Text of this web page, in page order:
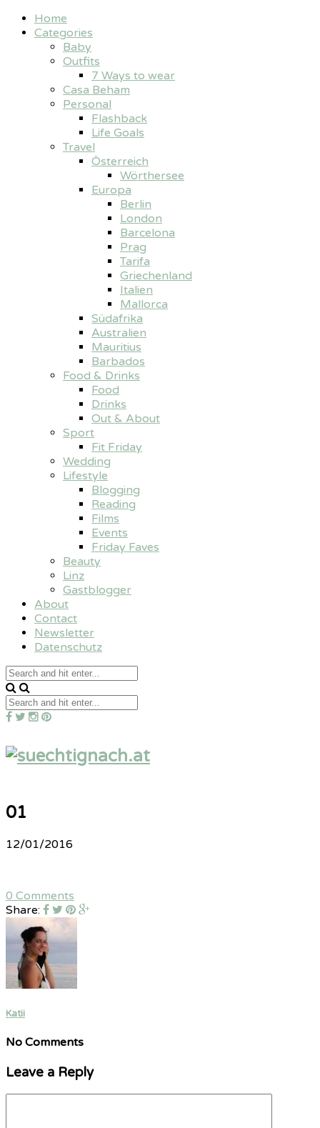
Home
Categories
Baby
Outfits
7 Ways to wear
Casa Beham
Personal
Flashback
Life Goals
Travel
Österreich
Wörthersee
Europa
Berlin
London
Barcelona
Prag
Tarifa
Griechenland
Italien
Mallorca
Südafrika
Australien
Mauritius
Barbados
Food & Drinks
Food
Drinks
Out & About
Sport
Fit Friday
Wedding
Lifestyle
Blogging
Reading
Films
Events
Friday Faves
Beauty
Linz
Gastblogger
About
Contact
Newsletter
Datenschutz
01
12/01/2016
0 Comments
Share:
Katii
No Comments
Leave a Reply